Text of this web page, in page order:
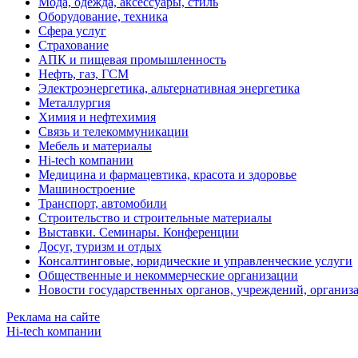
Оборудование, техника
Сфера услуг
Страхование
АПК и пищевая промышленность
Нефть, газ, ГСМ
Электроэнергетика, альтернативная энергетика
Металлургия
Химия и нефтехимия
Связь и телекоммуникации
Мебель и материалы
Hi-tech компании
Медицина и фармацевтика, красота и здоровье
Машиностроение
Транспорт, автомобили
Строительство и строительные материалы
Выставки. Семинары. Конференции
Досуг, туризм и отдых
Консалтинговые, юридические и управленческие услуги
Общественные и некоммерческие организации
Новости государственных органов, учреждений,
Реклама на сайте
Hi-tech компании